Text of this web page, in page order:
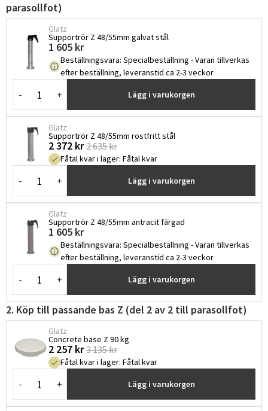
parasollfot)
Glatz
Supportrör Z 48/55mm galvat stål
1 605 kr
Beställningsvara: Specialbeställning - Varan tillverkas
efter beställning, leveranstid ca 2-3 veckor
- + Lägg i varukorgen
Glatz
Supportrör Z 48/55mm rostfritt stål
2 372 kr 2 635 kr
Fåtal kvar i lager: Fåtal kvar
- + Lägg i varukorgen
Glatz
Supportrör Z 48/55mm antracit färgad
1 605 kr
Beställningsvara: Specialbeställning - Varan tillverkas
efter beställning, leveranstid ca 2-3 veckor
- + Lägg i varukorgen
2. Köp till passande bas Z (del 2 av 2 till parasollfot)
Glatz
Concrete base Z 90 kg
2 257 kr 3 135 kr
Fåtal kvar i lager: Fåtal kvar
- + Lägg i varukorgen